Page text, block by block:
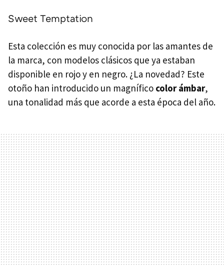
Sweet Temptation
Esta colección es muy conocida por las amantes de
la marca, con modelos clásicos que ya estaban
disponible en rojo y en negro. ¿La novedad? Este
otoño han introducido un magnífico color ámbar,
una tonalidad más que acorde a esta época del año.